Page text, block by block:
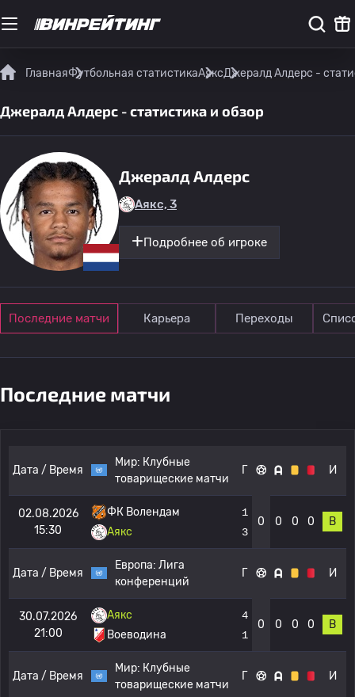
ГлавнаяФутбольная статистикаАяксДжералд Алдерс -
Джералд Алдерс - статистика и обзор
Джералд Алдерс
Аякс, 3
Подробнее об игроке
Последние матчи Карьера Переходы
Последние матчи
Дата / Время
Мир: Клубные
товарищеские матчи
Г И
02.08.2026
15:30
ФК Волендам
Аякс
1
3
0 0 0 0 В
Дата / Время
Европа: Лига
конференций
Г И
30.07.2026
21:00
Аякс
Воеводина
4
1
0 0 0 0 В
Дата / Время
Мир: Клубные
товарищеские матчи
Г И